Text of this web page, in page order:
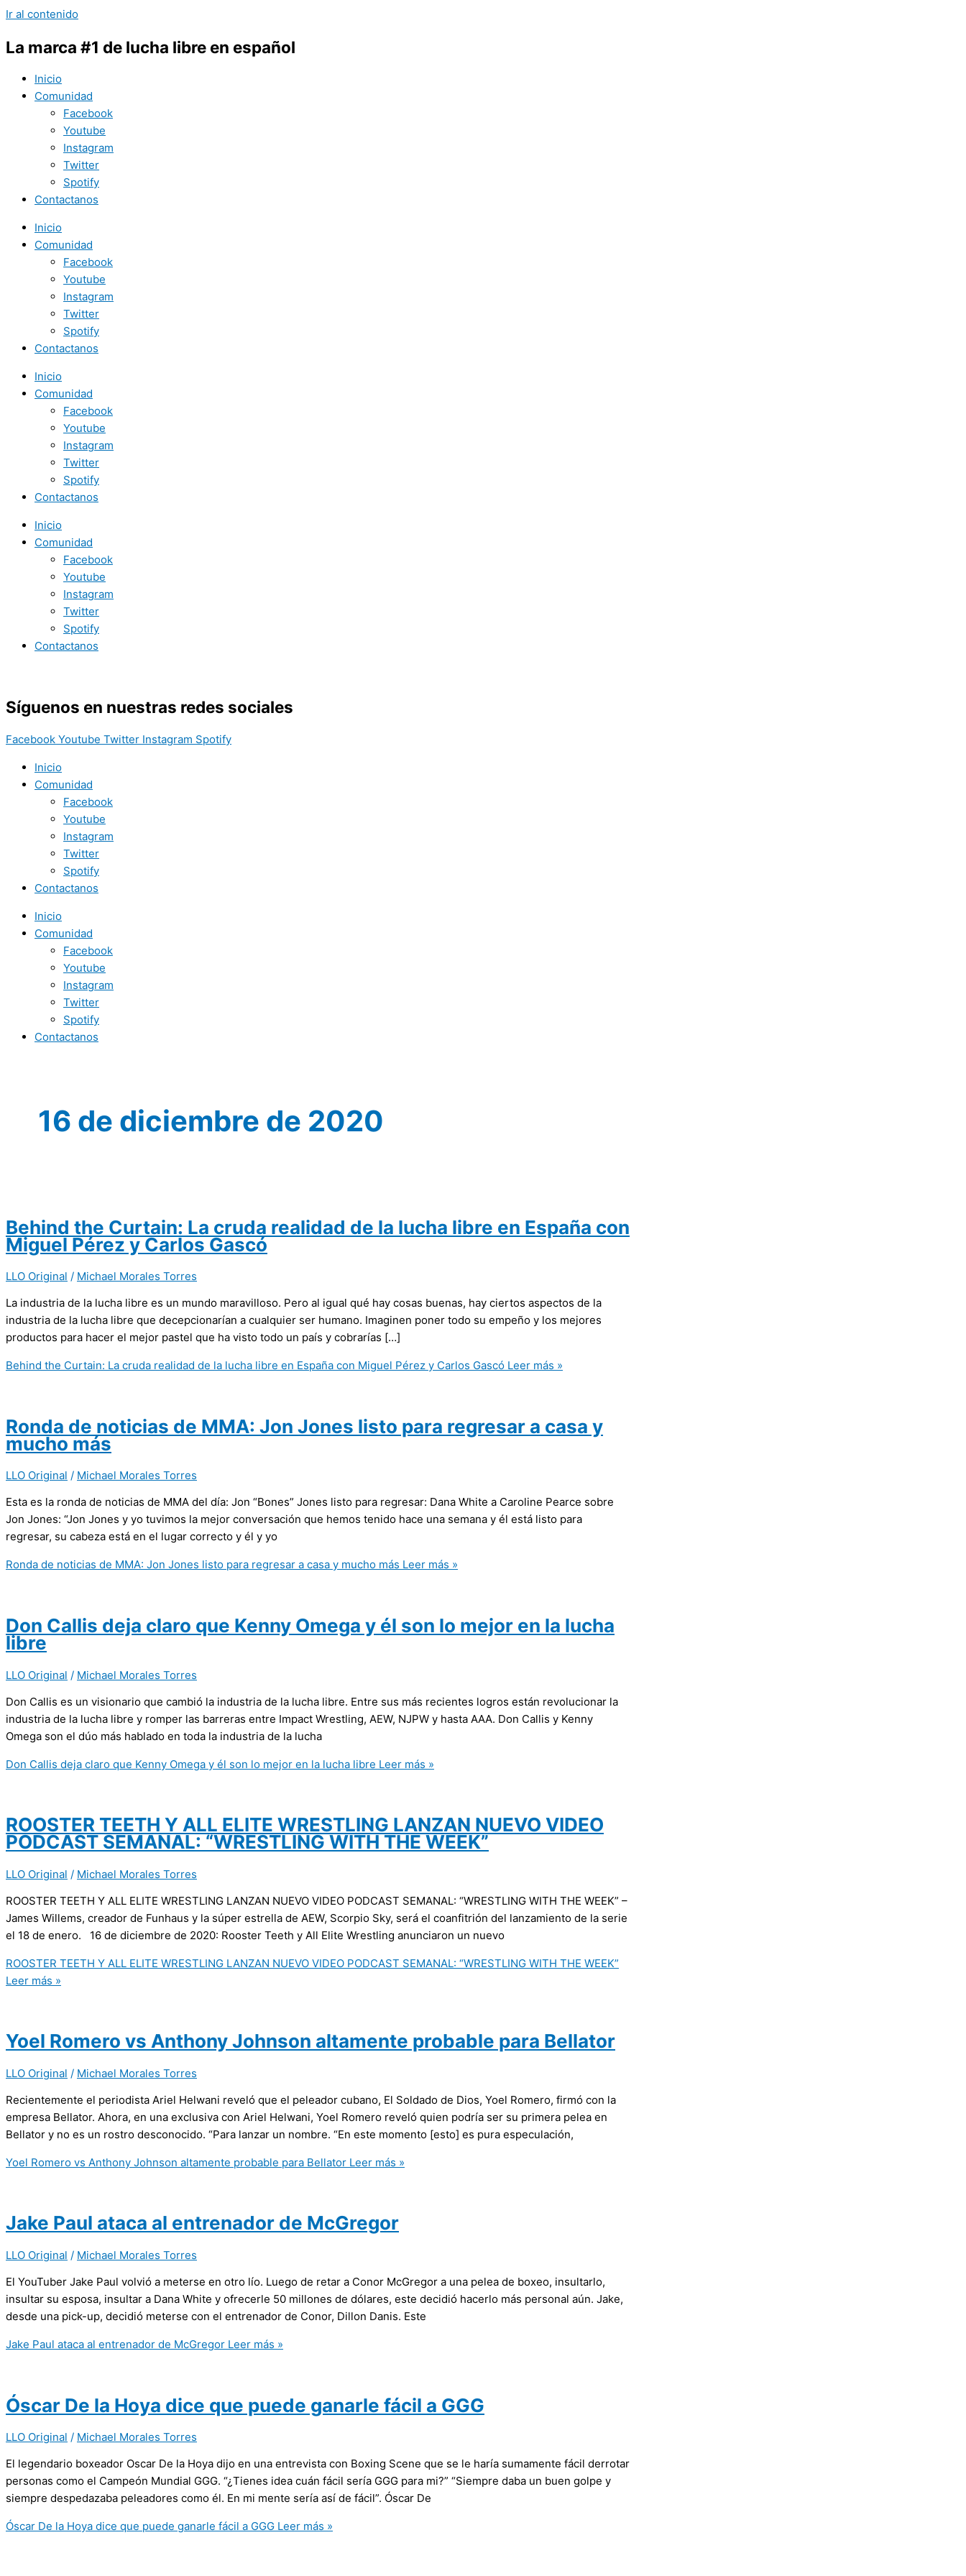
Ir al contenido
La marca #1 de lucha libre en español
Inicio
Comunidad
Facebook
Youtube
Instagram
Twitter
Spotify
Contactanos
Inicio
Comunidad
Facebook
Youtube
Instagram
Twitter
Spotify
Contactanos
Inicio
Comunidad
Facebook
Youtube
Instagram
Twitter
Spotify
Contactanos
Inicio
Comunidad
Facebook
Youtube
Instagram
Twitter
Spotify
Contactanos
Síguenos en nuestras redes sociales
Facebook Youtube Twitter Instagram Spotify
Inicio
Comunidad
Facebook
Youtube
Instagram
Twitter
Spotify
Contactanos
Inicio
Comunidad
Facebook
Youtube
Instagram
Twitter
Spotify
Contactanos
16 de diciembre de 2020
Behind the Curtain: La cruda realidad de la lucha libre en España con
Miguel Pérez y Carlos Gascó
LLO Original / Michael Morales Torres
La industria de la lucha libre es un mundo maravilloso. Pero al igual qué hay cosas buenas, hay ciertos aspectos de la
industria de la lucha libre que decepcionarían a cualquier ser humano. Imaginen poner todo su empeño y los mejores
productos para hacer el mejor pastel que ha visto todo un país y cobrarías […]
Behind the Curtain: La cruda realidad de la lucha libre en España con Miguel Pérez y Carlos Gascó Leer más »
Ronda de noticias de MMA: Jon Jones listo para regresar a casa y
mucho más
LLO Original / Michael Morales Torres
Esta es la ronda de noticias de MMA del día: Jon “Bones” Jones listo para regresar: Dana White a Caroline Pearce sobre
Jon Jones: “Jon Jones y yo tuvimos la mejor conversación que hemos tenido hace una semana y él está listo para
regresar, su cabeza está en el lugar correcto y él y yo
Ronda de noticias de MMA: Jon Jones listo para regresar a casa y mucho más Leer más »
Don Callis deja claro que Kenny Omega y él son lo mejor en la lucha
libre
LLO Original / Michael Morales Torres
Don Callis es un visionario que cambió la industria de la lucha libre. Entre sus más recientes logros están revolucionar la
industria de la lucha libre y romper las barreras entre Impact Wrestling, AEW, NJPW y hasta AAA. Don Callis y Kenny
Omega son el dúo más hablado en toda la industria de la lucha
Don Callis deja claro que Kenny Omega y él son lo mejor en la lucha libre Leer más »
ROOSTER TEETH Y ALL ELITE WRESTLING LANZAN NUEVO VIDEO
PODCAST SEMANAL: “WRESTLING WITH THE WEEK”
LLO Original / Michael Morales Torres
ROOSTER TEETH Y ALL ELITE WRESTLING LANZAN NUEVO VIDEO PODCAST SEMANAL: “WRESTLING WITH THE WEEK” –
James Willems, creador de Funhaus y la súper estrella de AEW, Scorpio Sky, será el coanfitrión del lanzamiento de la serie
el 18 de enero. 16 de diciembre de 2020: Rooster Teeth y All Elite Wrestling anunciaron un nuevo
ROOSTER TEETH Y ALL ELITE WRESTLING LANZAN NUEVO VIDEO PODCAST SEMANAL: “WRESTLING WITH THE WEEK”
Leer más »
Yoel Romero vs Anthony Johnson altamente probable para Bellator
LLO Original / Michael Morales Torres
Recientemente el periodista Ariel Helwani reveló que el peleador cubano, El Soldado de Dios, Yoel Romero, firmó con la
empresa Bellator. Ahora, en una exclusiva con Ariel Helwani, Yoel Romero reveló quien podría ser su primera pelea en
Bellator y no es un rostro desconocido. “Para lanzar un nombre. “En este momento [esto] es pura especulación,
Yoel Romero vs Anthony Johnson altamente probable para Bellator Leer más »
Jake Paul ataca al entrenador de McGregor
LLO Original / Michael Morales Torres
El YouTuber Jake Paul volvió a meterse en otro lío. Luego de retar a Conor McGregor a una pelea de boxeo, insultarlo,
insultar su esposa, insultar a Dana White y ofrecerle 50 millones de dólares, este decidió hacerlo más personal aún. Jake,
desde una pick-up, decidió meterse con el entrenador de Conor, Dillon Danis. Este
Jake Paul ataca al entrenador de McGregor Leer más »
Óscar De la Hoya dice que puede ganarle fácil a GGG
LLO Original / Michael Morales Torres
El legendario boxeador Oscar De la Hoya dijo en una entrevista con Boxing Scene que se le haría sumamente fácil derrotar
personas como el Campeón Mundial GGG. “¿Tienes idea cuán fácil sería GGG para mi?” “Siempre daba un buen golpe y
siempre despedazaba peleadores como él. En mi mente sería así de fácil”. Óscar De
Óscar De la Hoya dice que puede ganarle fácil a GGG Leer más »